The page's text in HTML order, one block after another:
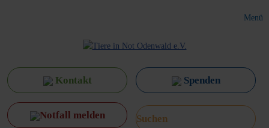
Menü
Kontakt Spenden
Notfall melden